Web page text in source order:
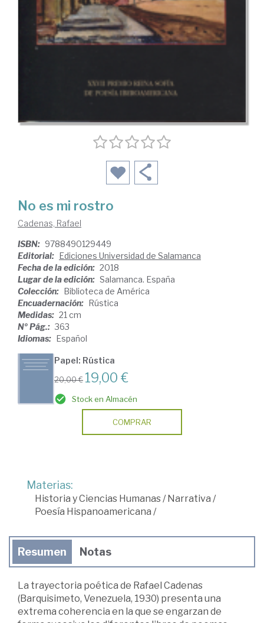
No es mi rostro
Cadenas, Rafael
ISBN: 9788490129449
Editorial:
Ediciones Universidad de Salamanca
Fecha de la edición: 2018
Lugar de la edición: Salamanca. España
Colección:
Biblioteca de América
Encuadernación:
Rústica
Medidas: 21 cm
Nº Pág.: 363
Idiomas:
Español
Papel: Rústica
20,00 € 19,00 €
Stock en Almacén
COMPRAR
Materias:
Historia y Ciencias Humanas/ Narrativa /
Poesía Hispanoamericana /
Resumen Notas
La trayectoria poética de Rafael Cadenas
(Barquisimeto, Venezuela, 1930) presenta una
extrema coherencia en la que se engarzan de